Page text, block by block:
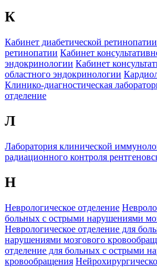
К
Кабинет диабетической ретинопатии
ретинопатии Кабинет
эндокринологии Кабинет
областного эндокринологии
Клинико-диагностическая
отделение
Л
Лаборатория клинической
радиационного контроля
Н
Неврологическое отделение
больных с острыми нарушениями
Неврологическое отделение для
нарушениями мозгового
отделение для больных с острыми
кровообращения